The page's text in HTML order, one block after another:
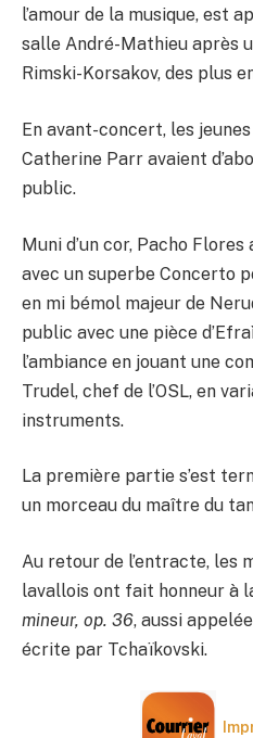
l’amour de la musique, est
salle André-Mathieu après
Rimski-Korsakov, des plus
En avant-concert, les
Catherine Parr avaient
public.
Muni d’un cor, Pacho
avec un superbe Concerto
en mi bémol majeur de
public avec une pièce
l’ambiance en jouant une
Trudel, chef de l’OSL, en
instruments.
La première partie s’est
un morceau du maître du
Au retour de l’entracte, les
lavallois ont fait honneur à
mineur, op. 36, aussi appelée
écrite par Tchaïkovski.